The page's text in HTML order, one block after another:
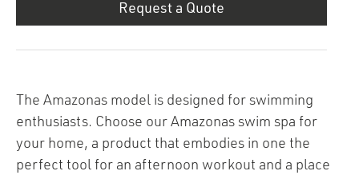
Request a Quote
The Amazonas model is designed for swimming
enthusiasts. Choose our Amazonas swim spa for
your home, a product that embodies in one the
perfect tool for an afternoon workout and a place